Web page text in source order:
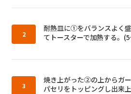
作り方2：
耐熱皿に①をバランスよく
てトースターで加熱する。
作り方3：
焼き上がった②の上からガー
パセリをトッピングし出来